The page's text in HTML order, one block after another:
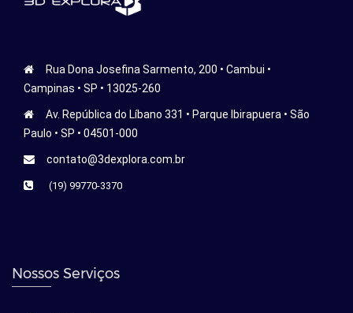
Rua Dona Josefina Sarmento, 200 • Cambui •
Campinas • SP • 13025-260
Av. República do Líbano 331 • Parque Ibirapuera • São
Paulo • SP • 04501-000
contato@3dexplora.com.br
(19) 99770-3370
Nossos Serviços